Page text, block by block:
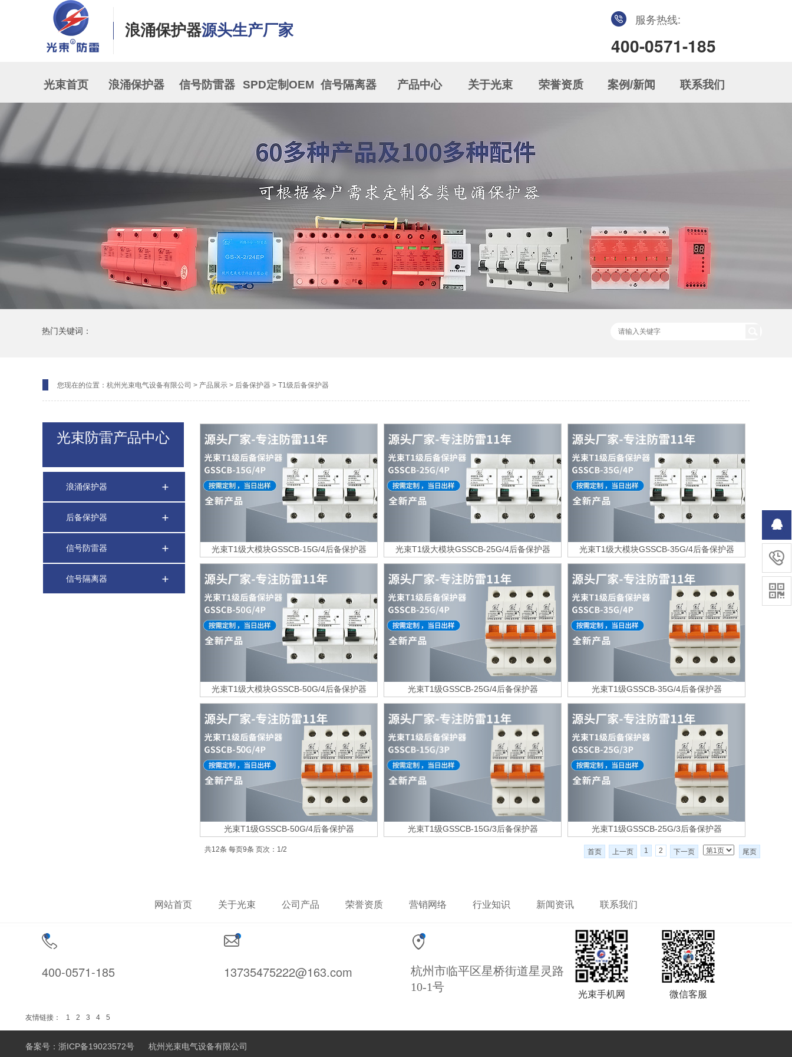
浪涌保护器源头生产厂家
服务热线:
400-0571-185
光束首页 浪涌保护器 信号防雷器 SPD定制OEM 信号隔离器 产品中心 关于光束 荣誉资质 案例/新闻 联系我们
光束T1级大模块GSSCB-15G/4后备保护器 光束T1级大模块GSSCB-25G/4后备保护器 光束T1级大模块GSSCB-35G/4后备保护器
光束T1级大模块GSSCB-50G/4后备保护器 光束T1级GSSCB-25G/4后备保护器 光束T1级GSSCB-35G/4后备保护器
光束T1级GSSCB-50G/4后备保护器 光束T1级GSSCB-15G/3后备保护器 光束T1级GSSCB-25G/3后备保护器
共12条 每页9条 页次：1/2 首页 上一页 1 2 下一页 尾页
热门关键词：
您现在的位置： 杭州光束电气设备有限公司 > 产品展示 > 后备保护器 > T1级后备保护器
浪涌保护器
后备保护器
信号防雷器
信号隔离器
光束防雷产品中心
网站首页 关于光束 公司产品 荣誉资质 营销网络 行业知识 新闻资讯 联系我们
备案号： 浙ICP备19023572号 杭州光束电气设备有限公司
友情链接： 1 2 3 4 5
13735475222@163.com
400-0571-185
微信客服
光束手机网
杭州市临平区星桥街道星灵路
10-1号

